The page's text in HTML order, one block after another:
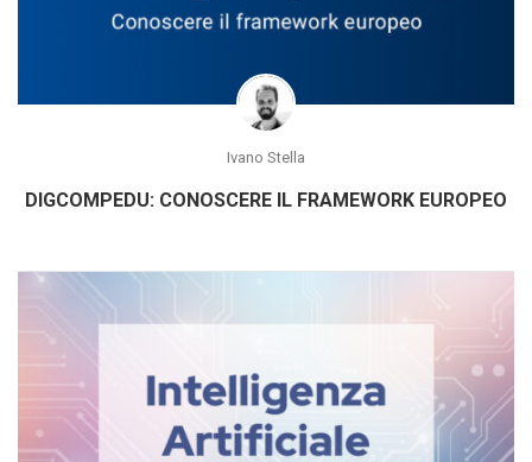
Ivano Stella
DIGCOMPEDU: CONOSCERE IL FRAMEWORK EUROPEO